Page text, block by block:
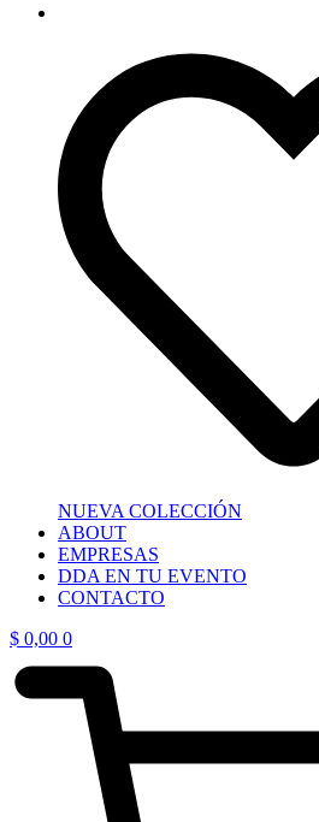
NUEVA COLECCIÓN
ABOUT
EMPRESAS
DDA EN TU EVENTO
CONTACTO
$ 0,00 0